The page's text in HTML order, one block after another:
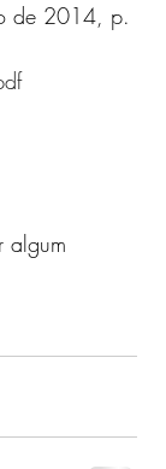
de 2014, p.
algum